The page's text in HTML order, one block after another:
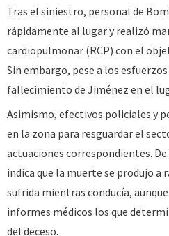
Tras el siniestro, personal de
rápidamente al lugar y realizó
cardiopulmonar (RCP) con el
Sin embargo, pese a los
fallecimiento de Jiménez en el
Asimismo, efectivos policiales y
en la zona para resguardar el
actuaciones correspondientes.
indica que la muerte se produjo a
sufrida mientras conducía,
informes médicos los que
del deceso.